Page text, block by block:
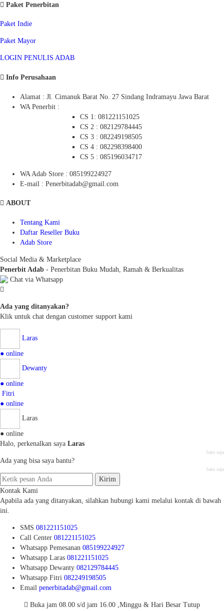
Paket Penerbitan
Paket Indie
Paket Mayor
LOGIN PENULIS ADAB
Info Perusahaan
Alamat : Jl. Cimanuk Barat No. 27 Sindang Indramayu Jawa Barat
WA Penerbit :
CS 1: 081221151025
CS 2 : 082129784445
CS 3 : 082249198505
CS 4 : 082298398400
CS 5 : 085196034717
WA Adab Store : 085199224927
E-mail : Penerbitadab@gmail.com
ABOUT
Tentang Kami
Daftar Reseller Buku
Adab Store
Social Media & Marketplace
Penerbit Adab - Penerbitan Buku Mudah, Ramah & Berkualitas
Chat via Whatsapp
Ada yang ditanyakan?
Klik untuk chat dengan customer support kami
Laras
● online
Dewanty
● online
Fitri
● online
Laras
● online
Halo, perkenalkan saya Laras
baru saja
Ada yang bisa saya bantu?
baru saja
Kirim
Kontak Kami
Apabila ada yang ditanyakan, silahkan hubungi kami melalui kontak di bawah
ini.
SMS 081221151025
Call Center 081221151025
Whatsapp Pemesanan 085199224927
Whatsapp Laras 081221151025
Whatsapp Dewanty 082129784445
Whatsapp Fitri 082249198505
Email penerbitadab@gmail.com
Buka jam 08.00 s/d jam 16.00 ,Minggu & Hari Besar Tutup